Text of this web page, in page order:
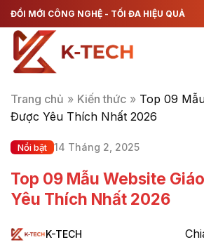
Chuyển
đến
dung
ĐỔI MỚI CÔNG NGHỆ - TỐI ĐA HIỆU QUẢ
Trang chủ » Kiến thức » Top 09
Được Yêu Thích Nhất 2026
Nổi bật 14 Tháng 2, 2025
Top 09 Mẫu Website
Yêu Thích Nhất 2026
K-TECH